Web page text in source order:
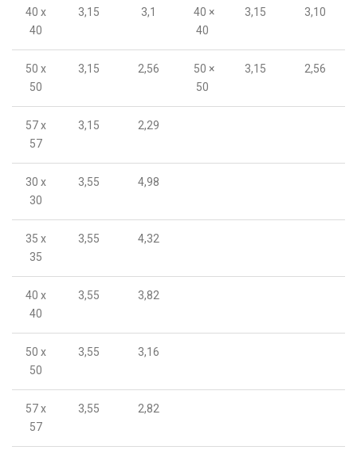
40 x
40
3,15 3,1
40 ×
40
3,15 3,10
50 x
50
3,15 2,56
50 ×
50
3,15 2,56
57 x
57
3,15 2,29
30 x
30
3,55 4,98
35 x
35
3,55 4,32
40 x
40
3,55 3,82
50 x
50
3,55 3,16
57 x
57
3,55 2,82